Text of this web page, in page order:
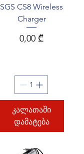
SGS CS8 Wireless
Charger
Price
0,00 ₾
კალათაში
დამატება